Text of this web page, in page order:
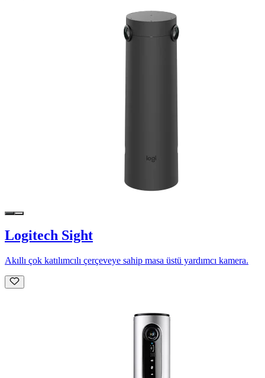
Logitech Sight
Akıllı çok katılımcılı çerçeveye sahip masa üstü yardımcı kamera.